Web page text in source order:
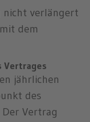
nicht verlängert
dem
Vertrages
jährlichen
des
Vertrag